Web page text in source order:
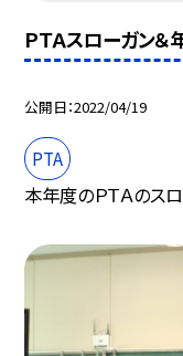
ＰＴＡスローガン
公開日 2022/04/19
PTA
本年度のＰＴＡのス